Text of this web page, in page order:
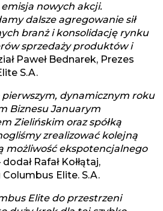
nowych akcji.
dalsze agregowanie sił
branż i konsolidację rynku
sprzedaży produktów i
Paweł Bednarek, Prezes
S.A.
pierwszym, dynamicznym roku
Biznesu Januarym
Zielińskim oraz spółką
zrealizować kolejną
możliwość ekspotencjalnego
Rafał Kołłątaj,
Elite. S.A.
Elite do przestrzeni